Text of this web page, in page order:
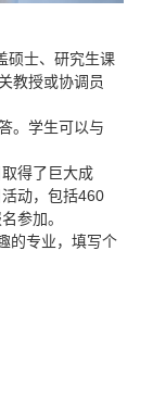
硕士、研究生课
教授或协调员
。学生可以与
得了巨大成
动，包括460
参加。
的专业，填写个